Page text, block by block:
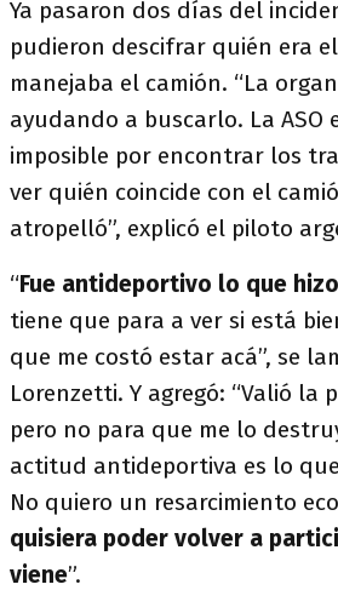
Ya pasaron dos días del
pudieron descifrar quién era
manejaba el camión. “La
ayudando a buscarlo. La ASO
imposible por encontrar los
ver quién coincide con el
atropelló”, explicó el piloto
“Fue antideportivo lo que hizo
tiene que para a ver si está
que me costó estar acá”, se
Lorenzetti. Y agregó: “Valió la
pero no para que me lo
actitud antideportiva es lo
No quiero un resarcimiento
quisiera poder volver a
viene”.